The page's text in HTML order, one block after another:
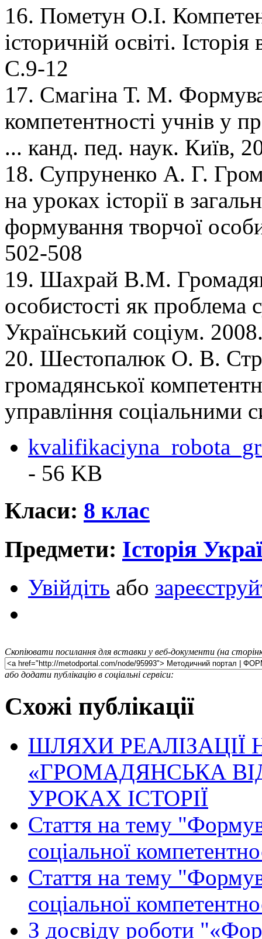
16. Пометун О.І.
історичній освіті.
С.9-12
17. Смагіна Т. М.
компетентності учнів у
... канд. пед. наук. Київ,
18. Супруненко А. Г.
на уроках історії в
формування творчої
502-508
19. Шахрай В.М.
особистості як проблема
Український соціум.
20. Шестопалюк О. В.
громадянської
управління
- 56 KB
Класи: 8 клас
Предмети: Історія
Увійдіть або
Скопіювати посилання для вставки у веб-документи (на
або додати публікацію в соціальні сервіси:
Схожі публікації
ШЛЯХИ РЕАЛІЗАЦІЇ
«ГРОМАДЯНСЬКА
УРОКАХ ІСТОРІЇ
Стаття на тему
соціальної
Стаття на тему
соціальної
З досвіду роботи